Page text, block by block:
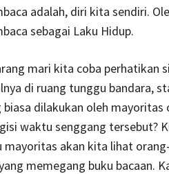
adalah, diri kita sendiri.
sebagai Laku Hidup.
mari kita coba
di ruang tunggu bandara,
biasa dilakukan oleh
waktu senggang tersebut?
mayoritas akan kita lihat
memegang buku bacaan.